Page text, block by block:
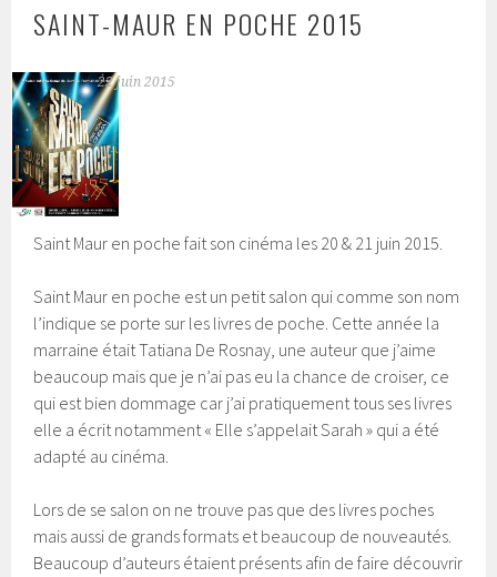
SAINT-MAUR EN POCHE 2015
22 juin 2015
Saint Maur en poche fait son cinéma les 20 & 21 juin 2015.
Saint Maur en poche est un petit salon qui comme son nom
l’indique se porte sur les livres de poche. Cette année la
marraine était Tatiana De Rosnay, une auteur que j’aime
beaucoup mais que je n’ai pas eu la chance de croiser, ce
qui est bien dommage car j’ai pratiquement tous ses livres
elle a écrit notamment « Elle s’appelait Sarah » qui a été
adapté au cinéma.
Lors de se salon on ne trouve pas que des livres poches
mais aussi de grands formats et beaucoup de nouveautés.
Beaucoup d’auteurs étaient présents afin de faire découvrir